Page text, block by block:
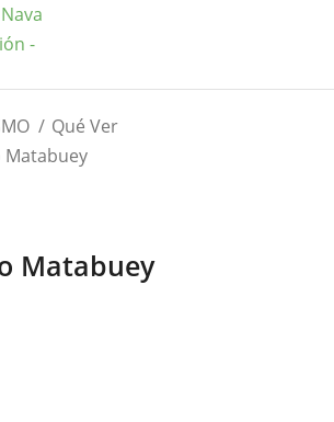
Qué Ver
Matabuey
Matabuey